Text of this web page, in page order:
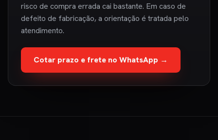
risco de compra errada cai bastante. Em caso de
defeito de fabricação, a orientação é tratada pelo
atendimento.
Cotar prazo e frete no WhatsApp →